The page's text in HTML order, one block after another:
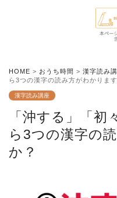
HOME > おうち時間 > 漢字読み
ら3つの漢字の読み方がわかります
漢字読み講座
「沖する」「初
ら3つの漢字の
か？